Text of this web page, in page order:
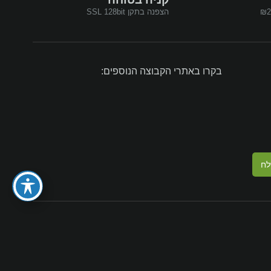
הצפנה בתקן SSL 128bit
בקרו באתרי הקבוצה הנוספים: